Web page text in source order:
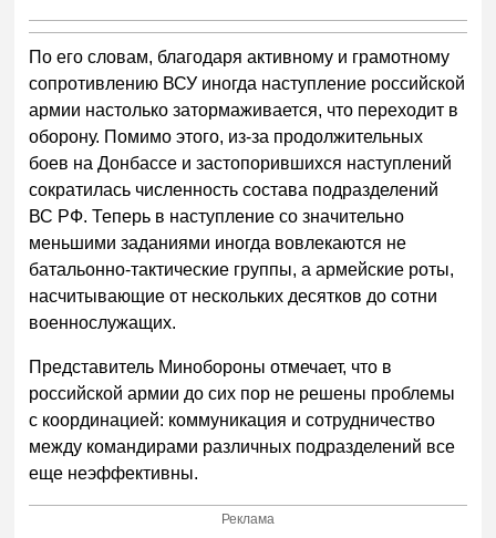
По его словам, благодаря активному и грамотному
сопротивлению ВСУ иногда наступление российской
армии настолько затормаживается, что переходит в
оборону. Помимо этого, из-за продолжительных
боев на Донбассе и застопорившихся наступлений
сократилась численность состава подразделений
ВС РФ. Теперь в наступление со значительно
меньшими заданиями иногда вовлекаются не
батальонно-тактические группы, а армейские роты,
насчитывающие от нескольких десятков до сотни
военнослужащих.
Представитель Минобороны отмечает, что в
российской армии до сих пор не решены проблемы
с координацией: коммуникация и сотрудничество
между командирами различных подразделений все
еще неэффективны.
Реклама